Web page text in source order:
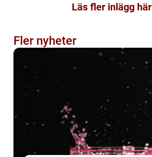
Läs fler inlägg här
Fler nyheter